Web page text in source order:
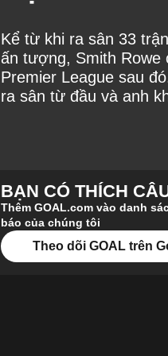
Kể từ khi ra sân 33
ấn tượng, Smith Rowe
Premier League sau
ra sân từ đầu và anh
BẠN CÓ THÍCH
Thêm GOAL.com vào danh
báo của chúng tôi
Theo dõi GOAL trên